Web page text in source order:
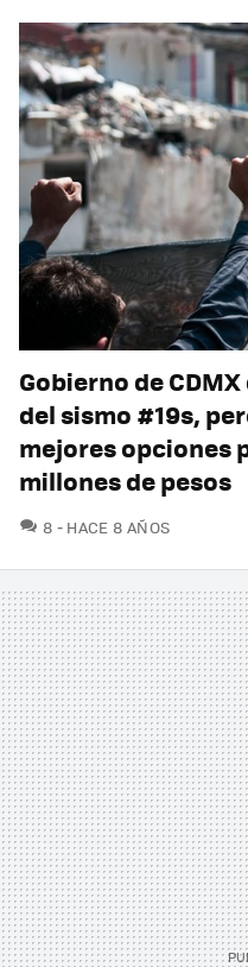
Gobierno de
del sismo #19s,
mejores opciones
millones de pesos
8 COMENTARIOS
HACE 8 AÑOS